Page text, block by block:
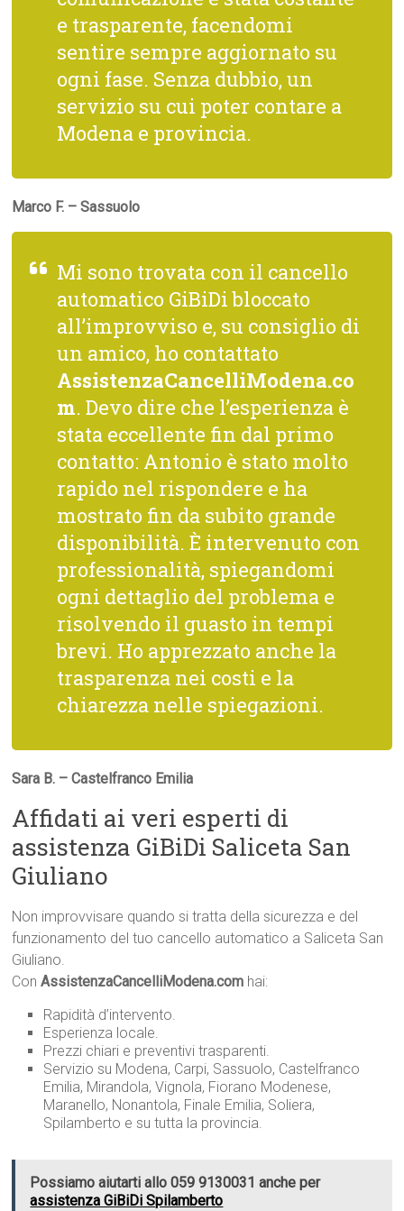
e trasparente, facendomi
sentire sempre aggiornato su
ogni fase. Senza dubbio, un
servizio su cui poter contare a
Modena e provincia.
Marco F. – Sassuolo
Mi sono trovata con il cancello
automatico GiBiDi bloccato
all’improvviso e, su consiglio di
un amico, ho contattato
AssistenzaCancelliModena.co
m. Devo dire che l’esperienza è
stata eccellente fin dal primo
contatto: Antonio è stato molto
rapido nel rispondere e ha
mostrato fin da subito grande
disponibilità. È intervenuto con
professionalità, spiegandomi
ogni dettaglio del problema e
risolvendo il guasto in tempi
brevi. Ho apprezzato anche la
trasparenza nei costi e la
chiarezza nelle spiegazioni.
Sara B. – Castelfranco Emilia
Affidati ai veri esperti di
assistenza GiBiDi Saliceta San
Giuliano
Non improvvisare quando si tratta della sicurezza e del
funzionamento del tuo cancello automatico a Saliceta San
Giuliano.
ConAssistenzaCancelliModena.com hai:
Rapidità d’intervento.
Esperienza locale.
Prezzi chiari e preventivi trasparenti.
Servizio su Modena, Carpi, Sassuolo, Castelfranco
Emilia, Mirandola, Vignola, Fiorano Modenese,
Maranello, Nonantola, Finale Emilia, Soliera,
Spilamberto e su tutta la provincia.
Possiamo aiutarti allo 059 9130031 anche per
assistenza GiBiDi Spilamberto